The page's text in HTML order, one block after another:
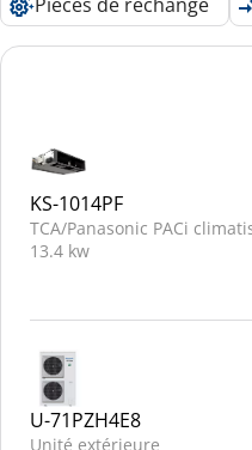
KS-1014PF
TCA/Panasonic PACi
13.4 kw
U-71PZH4E8
Unité extérieure